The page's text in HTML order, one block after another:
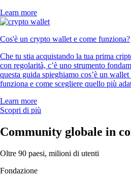
Learn more
Cos'è un crypto wallet e come funziona?
Che tu stia acquistando la tua prima
con regolarità, c’è uno strumento
questa guida spieghiamo cos’è un
funziona e come scegliere quello più
Learn more
Scopri di più
Community globale in
Oltre 90 paesi, milioni di utenti
Fondazione